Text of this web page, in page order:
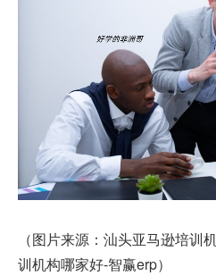
（图片来源：汕头亚马逊培训
训机构哪家好-智赢erp）